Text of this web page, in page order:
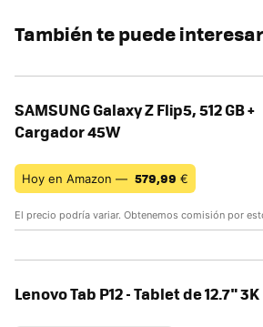
También te puede interesar
SAMSUNG Galaxy Z Flip5, 512 GB +
Cargador 45W
Hoy en Amazon — 579,99 €
El precio podría variar. Obtenemos comisión por
Lenovo Tab P12 - Tablet de 12.7" 3K